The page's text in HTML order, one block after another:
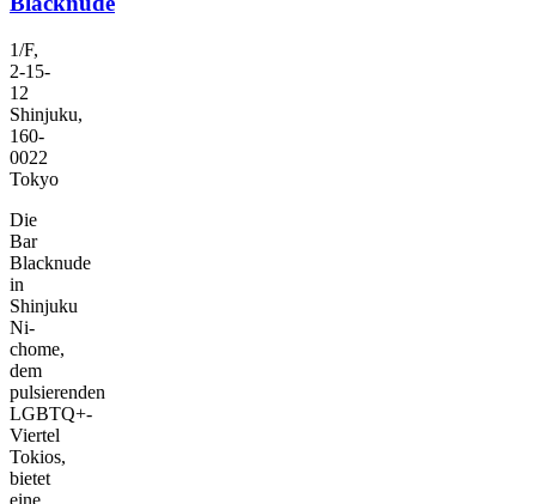
1/F,
2-15-
12
Shinjuku,
160-
0022
Tokyo
Die
Bar
Blacknude
in
Shinjuku
Ni-
chome,
dem
pulsierenden
LGBTQ+-
Viertel
Tokios,
bietet
eine